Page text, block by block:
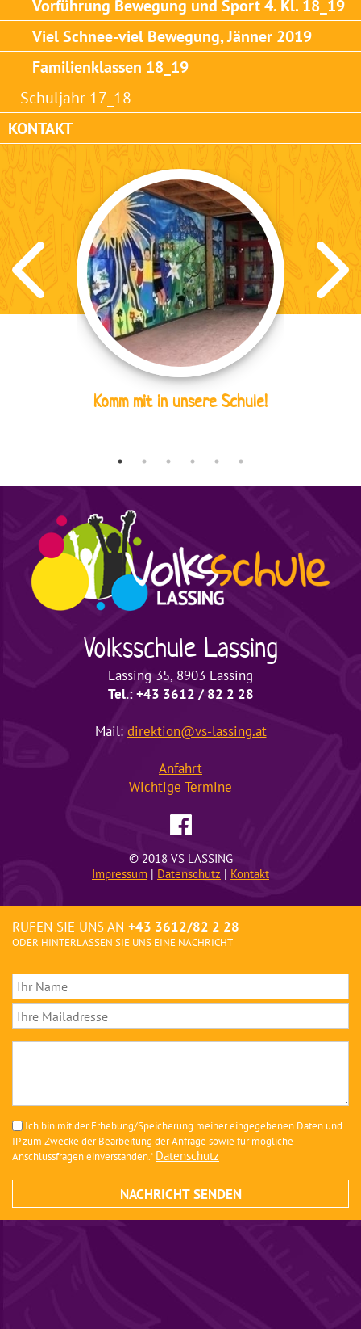
Vorführung Bewegung und Sport 4. Kl. 18_19
Viel Schnee-viel Bewegung, Jänner 2019
Familienklassen 18_19
Schuljahr 17_18
KONTAKT
Komm mit in unsere Schule!
VolksschuleLassing
Lassing 35, 8903 Lassing
Tel.: +43 3612 / 82 2 28
Mail: direktion@vs-lassing.at
Anfahrt
Wichtige Termine
© 2018 VS LASSING
Impressum | Datenschutz | Kontakt
RUFEN SIE UNS AN +43 3612/82 2 28
ODER HINTERLASSEN SIE UNS EINE NACHRICHT
Ich bin mit der Erhebung/Speicherung meiner eingegebenen Daten und
IP zum Zwecke der Bearbeitung der Anfrage sowie für mögliche
Anschlussfragen einverstanden.* Datenschutz